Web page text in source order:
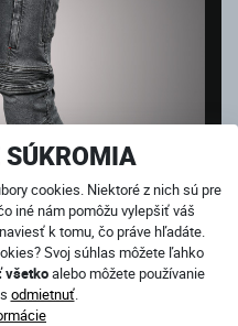
cookies. Niektoré z nich sú pre
iné nám pomôžu vylepšiť váš
k tomu, čo práve hľadáte.
Svoj súhlas môžete ľahko
všetkoalebo môžete používanie
odmietnuť.